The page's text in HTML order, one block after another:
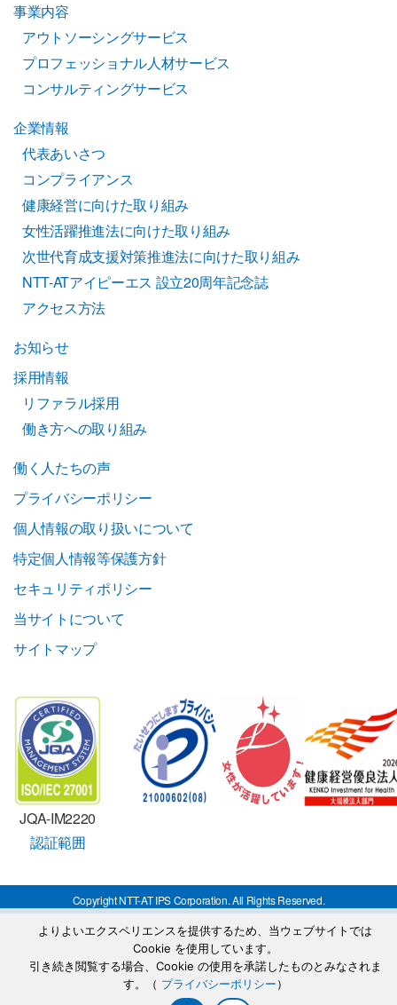
事業内容
アウトソーシングサービス
プロフェッショナル人材サービス
コンサルティングサービス
企業情報
代表あいさつ
コンプライアンス
健康経営に向けた取り組み
女性活躍推進法に向けた取り組み
次世代育成支援対策推進法に向けた取り組み
NTT-ATアイピーエス 設立20周年記念誌
アクセス方法
お知らせ
採用情報
リファラル採用
働き方への取り組み
働く人たちの声
プライバシーポリシー
個人情報の取り扱いについて
特定個人情報等保護方針
セキュリティポリシー
当サイトについて
サイトマップ
JQA-IM2220
認証範囲
Copyright NTT-AT IPS Corporation. All Rights Reserved.
よりよいエクスペリエンスを提供するため、当ウェブサイトでは
Cookie を使用しています。
引き続き閲覧する場合、Cookie の使用を承諾したものとみなされま
す。（ プライバシーポリシー）